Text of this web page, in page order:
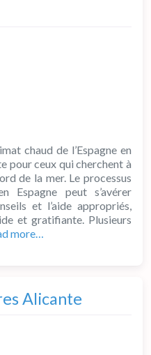
chaud de l’Espagne en
pour ceux qui cherchent à
de la mer. Le processus
Espagne peut s’avérer
et l’aide appropriés,
et gratifiante. Plusieurs
more…
Alicante